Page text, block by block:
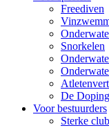
Freediven
Snorkelen
De
Voor bestuurders
Sterke